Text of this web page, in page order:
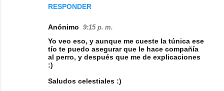
RESPONDER
Anónimo 9:15 p. m.
Yo veo eso, y aunque me cueste la túnica ese
tío te puedo asegurar que le hace compañía
al perro, y después que me de explicaciones
:)
Saludos celestiales :)